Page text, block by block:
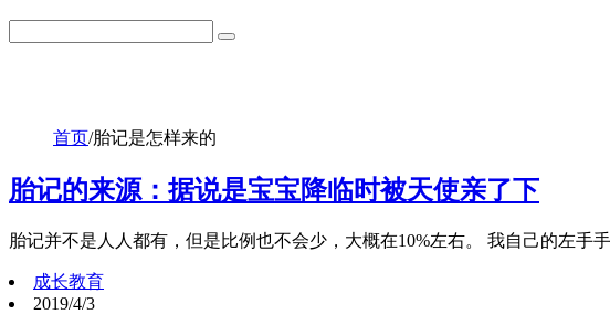
首页/胎记是怎样来的
胎记的来源：据说是宝宝降临时被天使亲了下
胎记并不是人人都有，但是比例也不会少，大概在10%左右。 我自己的左手
成长教育
2019/4/3